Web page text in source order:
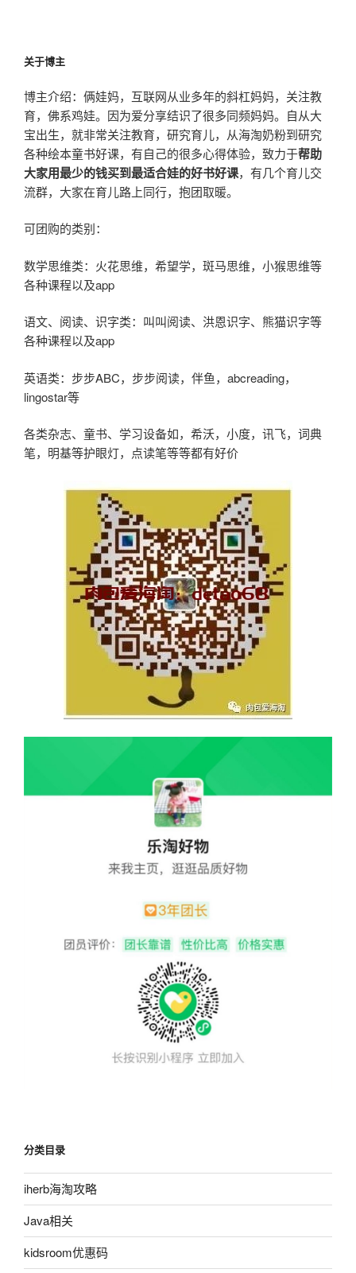
关于博主
博主介绍：俩娃妈，互联网从业多年的斜杠妈妈，关注教
育，佛系鸡娃。因为爱分享结识了很多同频妈妈。自从大
宝出生，就非常关注教育，研究育儿，从海淘奶粉到研究
各种绘本童书好课，有自己的很多心得体验，致力于帮助
大家用最少的钱买到最适合娃的好书好课，有几个育儿交
流群，大家在育儿路上同行，抱团取暖。
可团购的类别：
数学思维类：火花思维，希望学，斑马思维，小猴思维等
各种课程以及app
语文、阅读、识字类：叫叫阅读、洪恩识字、熊猫识字等
各种课程以及app
英语类：步步ABC，步步阅读，伴鱼，abcreading，
lingostar等
各类杂志、童书、学习设备如，希沃，小度，讯飞，词典
笔，明基等护眼灯，点读笔等等都有好价
分类目录
iherb海淘攻略
Java相关
kidsroom优惠码